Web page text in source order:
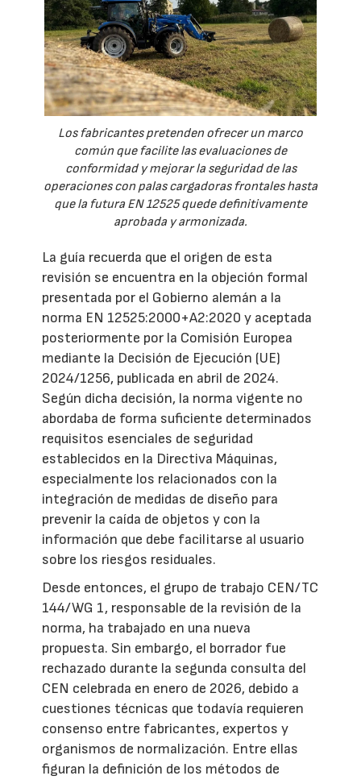
Los fabricantes pretenden ofrecer un marco
común que facilite las evaluaciones de
conformidad y mejorar la seguridad de las
operaciones con palas cargadoras frontales hasta
que la futura EN 12525 quede definitivamente
aprobada y armonizada.
La guía recuerda que el origen de esta
revisión se encuentra en la objeción formal
presentada por el Gobierno alemán a la
norma EN 12525:2000+A2:2020 y aceptada
posteriormente por la Comisión Europea
mediante la Decisión de Ejecución (UE)
2024/1256, publicada en abril de 2024.
Según dicha decisión, la norma vigente no
abordaba de forma suficiente determinados
requisitos esenciales de seguridad
establecidos en la Directiva Máquinas,
especialmente los relacionados con la
integración de medidas de diseño para
prevenir la caída de objetos y con la
información que debe facilitarse al usuario
sobre los riesgos residuales.
Desde entonces, el grupo de trabajo CEN/TC
144/WG 1, responsable de la revisión de la
norma, ha trabajado en una nueva
propuesta. Sin embargo, el borrador fue
rechazado durante la segunda consulta del
CEN celebrada en enero de 2026, debido a
cuestiones técnicas que todavía requieren
consenso entre fabricantes, expertos y
organismos de normalización. Entre ellas
figuran la definición de los métodos de